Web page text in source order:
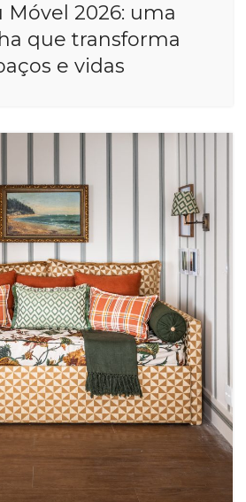
Móvel 2026: uma
que transforma
e vidas